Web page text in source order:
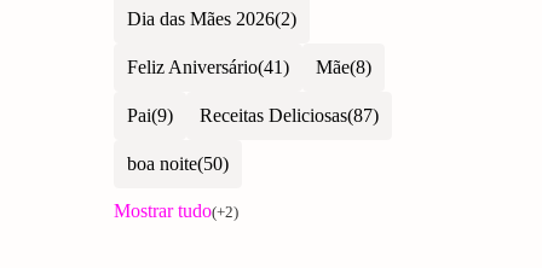
Dia das Mães 2026
Feliz Aniversário Mãe
Pai Receitas Deliciosas
boa noite